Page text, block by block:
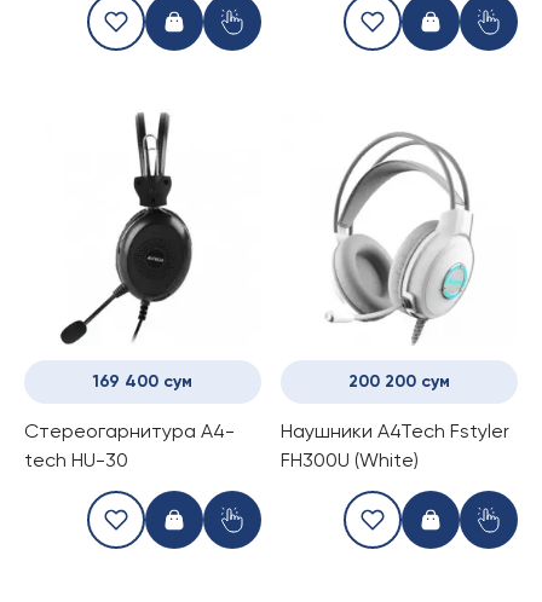
169 400 сум
Стереогарнитура A4-
tech HU-30
200 200 сум
Наушники A4Tech Fstyler
FH300U (White)